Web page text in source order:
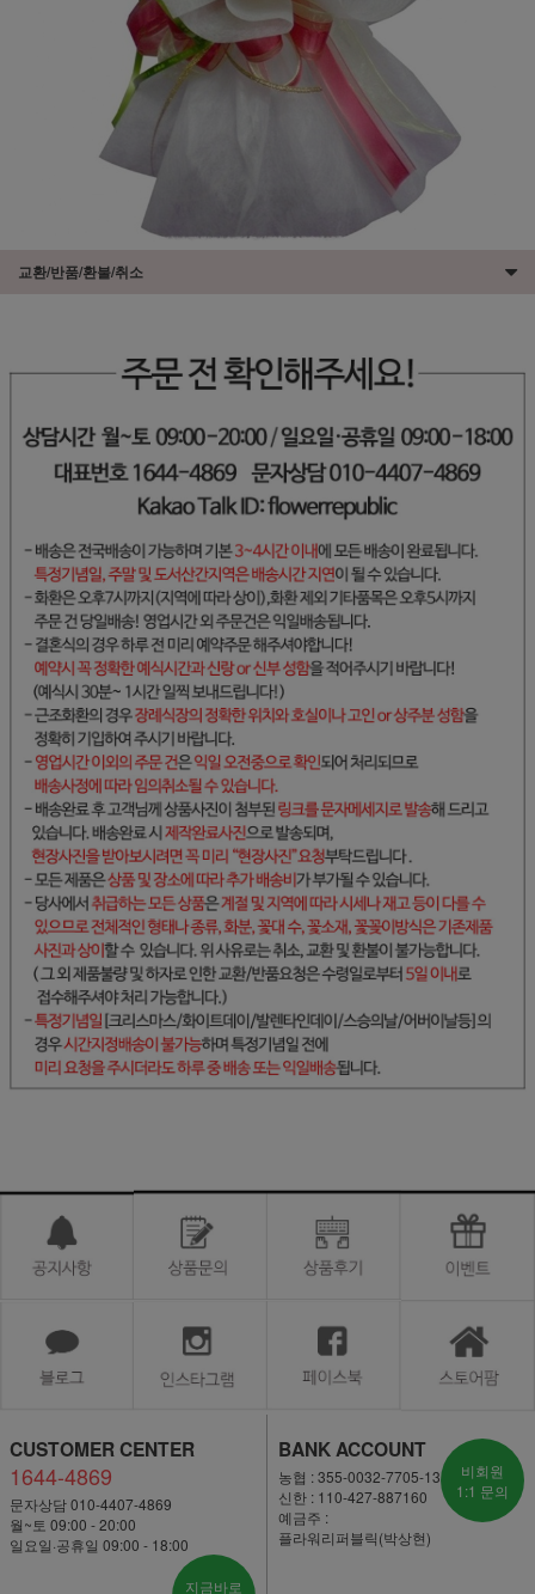
교환/반품/환불/취소
CUSTOMER CENTER
1644-4869
문자상담 010-4407-4869
월~토 09:00 - 20:00
일요일·공휴일 09:00 - 18:00
지금바로
BANK ACCOUNT
농협 : 355-0032-7705-13
신한 : 110-427-887160
예금주 :
플라워리퍼블릭(박상현)
비회원
1:1 문의